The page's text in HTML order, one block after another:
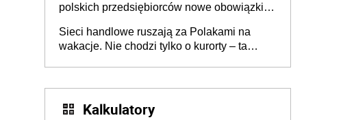
polskich przedsiębiorców nowe obowiązki w
Sieci handlowe ruszają za Polakami na
wakacje. Nie chodzi tylko o kurorty – ta
Kalkulatory